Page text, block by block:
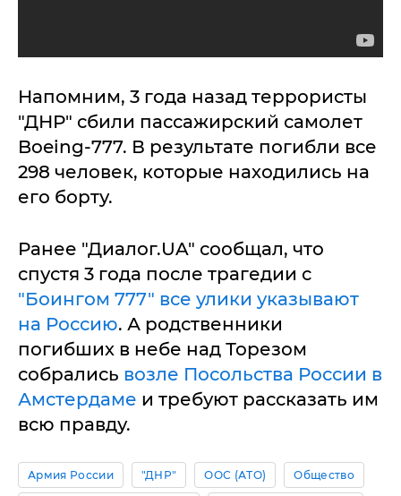
Напомним, 3 года назад террористы
"ДНР" сбили пассажирский самолет
Boeing-777. В результате погибли все
298 человек, которые находились на
его борту.
Ранее "Диалог.UA" сообщал, что
спустя 3 года после трагедии с
"Боингом 777" все улики указывают
на Россию. А родственники
погибших в небе над Торезом
собрались возле Посольства России в
Амстердаме и требуют рассказать им
всю правду.
Армия России "ДНР" ООС (АТО) Общество